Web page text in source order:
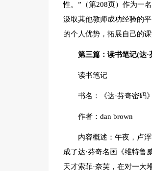
性。”（第208页）作为一
汲取其他教师成功经验的
的个人优势，拓展自己的
第三篇：读书笔记(达·
读书笔记
书名：《达·芬奇密码》
作者：dan brown
内容概述：午夜，卢
成了达·芬奇名画《维特鲁
天才索菲·奈芙，在对一大